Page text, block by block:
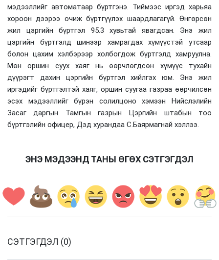
мэдээллийг автоматаар бүртгэнэ. Тиймээс иргэд харьяа
хороон дээрээ очиж бүртгүүлэх шаардлагагүй. Өнгөрсөн
жил цэргийн бүртгэл 95.3 хувьтай явагдсан. Энэ жил
цэргийн бүртгэлд шинээр хамрагдах хүмүүстэй утсаар
болон цахим хэлбэрээр холбогдож бүртгэлд хамруулна.
Мөн оршин суух хаяг нь өөрчлөгдсөн хүмүүс тухайн
дүүрэгт дахин цэргийн бүртгэл хийлгэх юм. Энэ жил
иргэдийг бүртгэлтэй хаяг, оршин суугаа газраа өөрчилсөн
эсэх мэдээллийг бүрэн солилцоно хэмээн Нийслэлийн
Засаг даргын Тамгын газрын Цэргийн штабын тоо
бүртгэлийн офицер, Дэд хурандаа С.Баярмагнай хэллээ.
ЭНЭ МЭДЭЭНД ТАНЫ ӨГӨХ СЭТГЭГДЭЛ
СЭТГЭГДЭЛ (0)